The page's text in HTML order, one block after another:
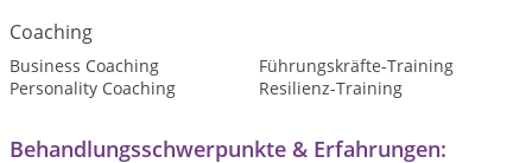
Coaching
Business Coaching
Führungskräfte-Training
Personality Coaching
Resilienz-Training
Behandlungsschwerpunkte & Erfahrungen: